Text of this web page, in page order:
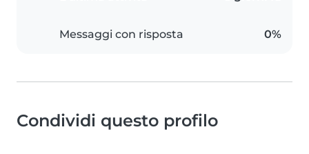
Messaggi con risposta 0%
Condividi questo profilo